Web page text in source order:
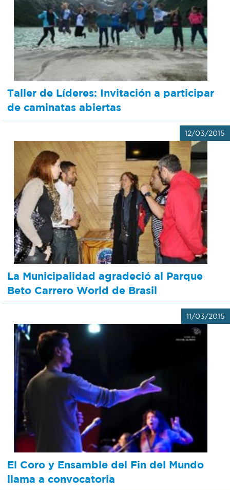
Bromatología
Rentas
Municipal
Mi
bondi
Boleto
estudiantil
Recorrido
colectivos
Recarga
SUBE
Personal
municipal
Taller de Líderes: Invitación a participar
de caminatas abiertas
12/03/2015
La Municipalidad agradeció al Parque
Beto Carrero World de Brasil
11/03/2015
El Coro y Ensamble del Fin del Mundo
llama a convocatoria